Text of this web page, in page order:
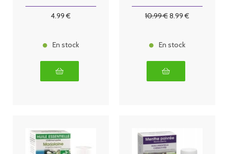
4.99 €
En stock
10.99€8.99 €
En stock